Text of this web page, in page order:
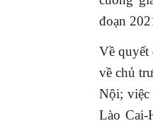
đoạn
Về quyết
về chủ
Nội; việc
Lào Cai-